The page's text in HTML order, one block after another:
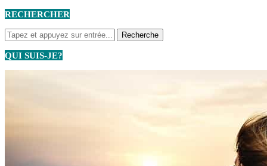
RECHERCHER
QUI SUIS-JE?